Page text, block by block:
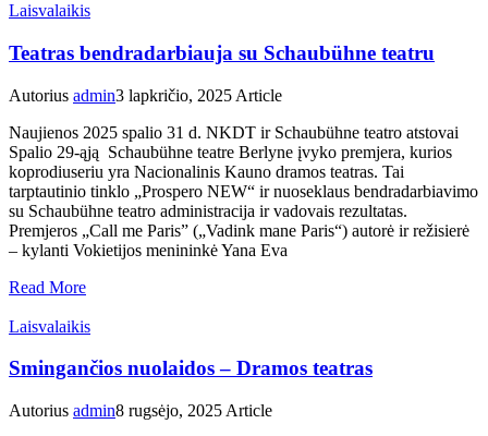
Laisvalaikis
Teatras bendradarbiauja su Schaubühne teatru
Autorius admin3 lapkričio, 2025 Article
Naujienos 2025 spalio 31 d. NKDT ir Schaubühne teatro atstovai
Spalio 29-ąją Schaubühne teatre Berlyne įvyko premjera, kurios
koprodiuseriu yra Nacionalinis Kauno dramos teatras. Tai
tarptautinio tinklo „Prospero NEW“ ir nuoseklaus bendradarbiavimo
su Schaubühne teatro administracija ir vadovais rezultatas.
Premjeros „Call me Paris” („Vadink mane Paris“) autorė ir režisierė
– kylanti Vokietijos menininkė Yana Eva
Read More
Laisvalaikis
Smingančios nuolaidos – Dramos teatras
Autorius admin8 rugsėjo, 2025 Article